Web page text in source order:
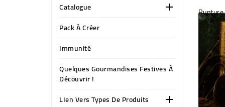
Catalogue 
Pack À Créer
Immunité
Quelques Gourmandises Festives À
Découvrir !
LIen Vers Types De Produits
